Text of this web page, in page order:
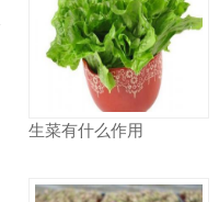
生菜有什么作用